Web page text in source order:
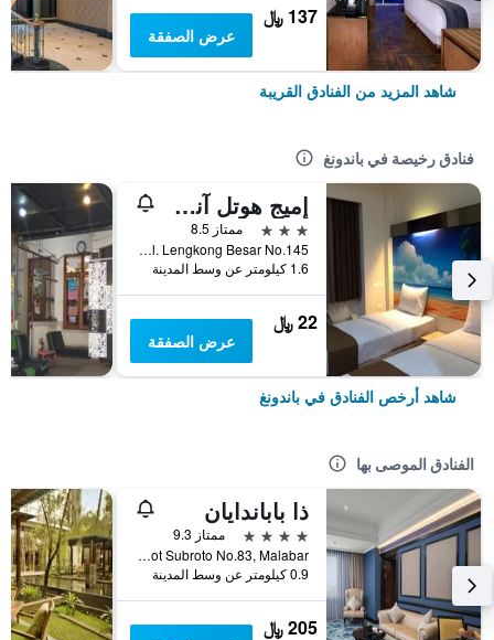
137 ﷼
عرض الصفقة
شاهد المزيد من الفنادق القريبة
فنادق رخيصة في باندونغ
إميج هوتل آند ريستو
3 نجوم
ممتاز 8.5
Jl. Lengkong Besar No.145, باندونغ, إندونيسيا
1.6 كيلومتر عن وسط المدينة
22 ﷼
عرض الصفقة
شاهد أرخص الفنادق في باندونغ
الفنادق الموصى بها
ذا باباندايان
4 نجوم
ممتاز 9.3
Jl. Jendral Gatot Subroto No.83, Malabar, باندونغ, إندونيسيا
0.9 كيلومتر عن وسط المدينة
205 ﷼